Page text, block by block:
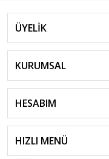
ÜYELİK
KURUMSAL
HESABIM
HIZLI MENÜ